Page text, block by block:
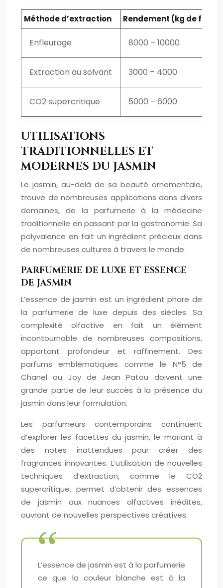
Méthode d’extraction Rendement (kg de
Enfleurage 8000 – 10000
Extraction au solvant 3000 – 4000
CO2 supercritique 5000 – 6000
UTILISATIONS
TRADITIONNELLES ET
MODERNES DU JASMIN
Le jasmin, au-delà de sa beauté ornementale,
trouve de nombreuses applications dans divers
domaines, de la parfumerie à la médecine
traditionnelle en passant par la gastronomie. Sa
polyvalence en fait un ingrédient précieux dans
de nombreuses cultures à travers le monde.
PARFUMERIE DE LUXE ET ESSENCE
DE JASMIN
L’essence de jasmin est un ingrédient phare de
la parfumerie de luxe depuis des siècles. Sa
complexité olfactive en fait un élément
incontournable de nombreuses compositions,
apportant profondeur et raffinement. Des
parfums emblématiques comme le N°5 de
Chanel ou Joy de Jean Patou doivent une
grande partie de leur succès à la présence du
jasmin dans leur formulation.
Les parfumeurs contemporains continuent
d’explorer les facettes du jasmin, le mariant à
des notes inattendues pour créer des
fragrances innovantes. L’utilisation de nouvelles
techniques d’extraction, comme le CO2
supercritique, permet d’obtenir des essences
de jasmin aux nuances olfactives inédites,
ouvrant de nouvelles perspectives créatives.
L’essence de jasmin est à la parfumerie
ce que la couleur blanche est à la